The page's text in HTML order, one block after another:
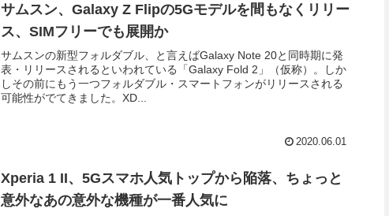
サムスン、Galaxy Z Flipの5Gモデルを間もなくリリー
ス、SIMフリーでも展開か
サムスンの新型フォルダブル、と言えばGalaxy Note 20と同時期に発
表・リリースされるといわれている「Galaxy Fold 2」（仮称）。しか
しその前にもう一つフォルダブル・スマートフォンがリリースされる
可能性がでてきました。XD...
2020.06.01
Xperia 1 II、5Gスマホ人気トップから陥落、ちょっと
意外なあの意外な機種が一番人気に